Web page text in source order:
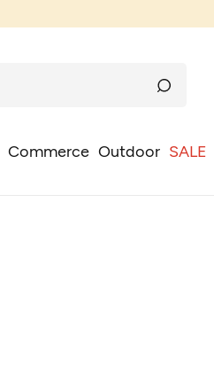
Commerce Outdoor SALE